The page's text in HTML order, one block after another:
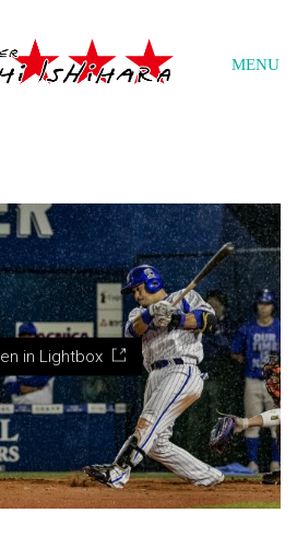
MENU
in Lightbox